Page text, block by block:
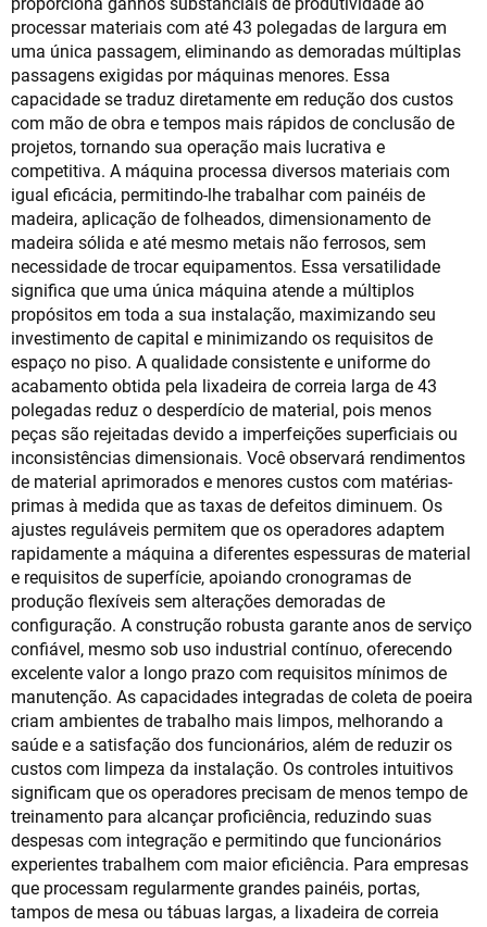
processar materiais com até 43 polegadas de largura em
uma única passagem, eliminando as demoradas múltiplas
passagens exigidas por máquinas menores. Essa
capacidade se traduz diretamente em redução dos custos
com mão de obra e tempos mais rápidos de conclusão de
projetos, tornando sua operação mais lucrativa e
competitiva. A máquina processa diversos materiais com
igual eficácia, permitindo-lhe trabalhar com painéis de
madeira, aplicação de folheados, dimensionamento de
madeira sólida e até mesmo metais não ferrosos, sem
necessidade de trocar equipamentos. Essa versatilidade
significa que uma única máquina atende a múltiplos
propósitos em toda a sua instalação, maximizando seu
investimento de capital e minimizando os requisitos de
espaço no piso. A qualidade consistente e uniforme do
acabamento obtida pela lixadeira de correia larga de 43
polegadas reduz o desperdício de material, pois menos
peças são rejeitadas devido a imperfeições superficiais ou
inconsistências dimensionais. Você observará rendimentos
de material aprimorados e menores custos com matérias-
primas à medida que as taxas de defeitos diminuem. Os
ajustes reguláveis permitem que os operadores adaptem
rapidamente a máquina a diferentes espessuras de material
e requisitos de superfície, apoiando cronogramas de
produção flexíveis sem alterações demoradas de
configuração. A construção robusta garante anos de serviço
confiável, mesmo sob uso industrial contínuo, oferecendo
excelente valor a longo prazo com requisitos mínimos de
manutenção. As capacidades integradas de coleta de poeira
criam ambientes de trabalho mais limpos, melhorando a
saúde e a satisfação dos funcionários, além de reduzir os
custos com limpeza da instalação. Os controles intuitivos
significam que os operadores precisam de menos tempo de
treinamento para alcançar proficiência, reduzindo suas
despesas com integração e permitindo que funcionários
experientes trabalhem com maior eficiência. Para empresas
que processam regularmente grandes painéis, portas,
tampos de mesa ou tábuas largas, a lixadeira de correia